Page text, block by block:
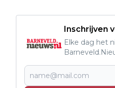
Inschrijven
Elke dag het